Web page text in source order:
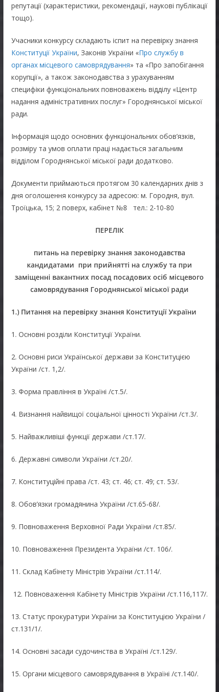
репутації (характеристики, рекомендації, наукові публікації
тощо).
Учасники конкурсу складають іспит на перевірку знання
Конституції України, Законів України «Про службу в
органах місцевого самоврядування» та «Про запобігання
корупції», а також законодавства з урахуванням
специфіки функціональних повноважень відділу «Центр
надання адміністративних послуг» Городнянської міської
ради.
Інформація щодо основних функціональних обов’язків,
розміру та умов оплати праці надається загальним
відділом Городнянської міської ради додатково.
Документи приймаються протягом 30 календарних днів з
дня оголошення конкурсу за адресою: м. Городня, вул.
Троїцька, 15; 2 поверх, кабінет №8 тел.: 2-10-80
ПЕРЕЛІК
питань на перевірку знання законодавства
кандидатами при прийнятті на службу та при
заміщенні вакантних посад посадових осіб місцевого
самоврядування Городнянської міської ради
1.) Питання на перевірку знання Конституції України
1. Основні розділи Конституції України.
2. Основні риси Української держави за Конституцією
України /ст. 1,2/.
3. Форма правління в Україні /ст.5/.
4. Визнання найвищої соціальної цінності України /ст.3/.
5. Найважливіші функції держави /ст.17/.
6. Державні символи України /ст.20/.
7. Конституційні права /ст. 43; ст. 46; ст. 49; ст. 53/.
8. Обов’язки громадянина України /ст.65-68/.
9. Повноваження Верховної Ради України /ст.85/.
10. Повноваження Президента України /ст. 106/.
11. Склад Кабінету Міністрів України /ст.114/.
12. Повноваження Кабінету Міністрів України /ст.116,117/.
13. Статус прокуратури України за Конституцією України /
ст.131/1/.
14. Основні засади судочинства в Україні /ст.129/.
15. Органи місцевого самоврядування в Україні /ст.140/.